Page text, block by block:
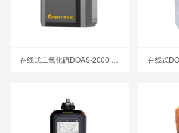
在线式二氧化硫DOAS-2000 差分紫外光谱分析仪